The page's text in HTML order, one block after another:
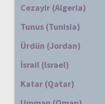
Cezayir (Algeria)
Tunus (Tunisia)
Ürdün (Jordan)
İsrail (Israel)
Katar (Qatar)